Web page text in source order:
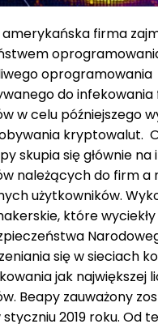
firma
oprogramowania
do
w celu późniejszego
kryptowalut.
skupia się głównie
należących do firm a
użytkowników.
które
się w sieciach
jak największej
Beapy zauważony
2019 roku. Od